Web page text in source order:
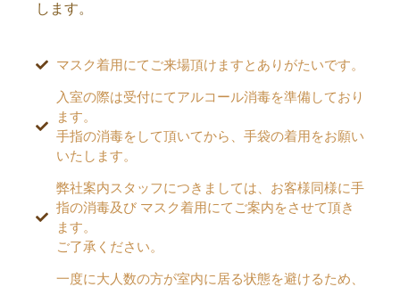
します。
マスク着用にてご来場頂けますとありがたいです。
入室の際は受付にてアルコール消毒を準備しており
ます。
手指の消毒をして頂いてから、手袋の着用をお願い
いたします。
弊社案内スタッフにつきましては、お客様同様に手
指の消毒及び マスク着用にてご案内をさせて頂き
ます。
ご了承ください。
一度に大人数の方が室内に居る状態を避けるため、